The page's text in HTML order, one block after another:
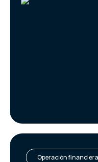
Operación financiera